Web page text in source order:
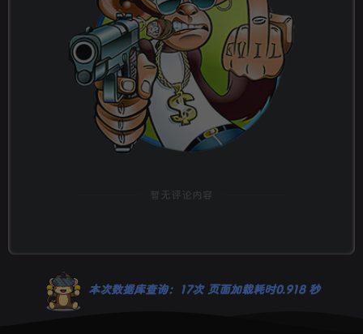
暂无评论内容
本次数据库查询：17次 页面加载耗时0.918 秒